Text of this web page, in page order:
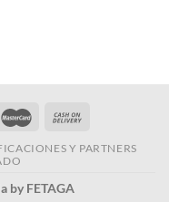
Y PARTNERS
by FETAGA